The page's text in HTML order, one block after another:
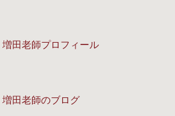
増田老師プロフィール
増田老師のブログ